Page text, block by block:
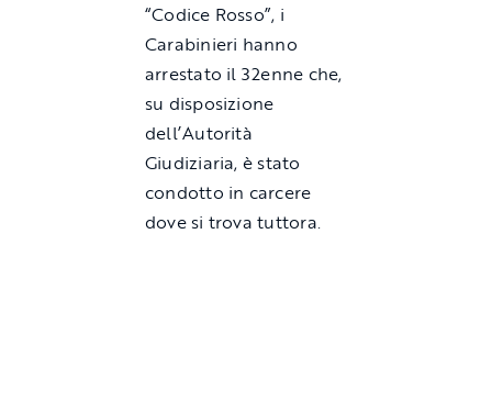
“Codice Rosso”, i
Carabinieri hanno
arrestato il 32enne che,
su disposizione
dell’Autorità
Giudiziaria, è stato
condotto in carcere
dove si trova tuttora.